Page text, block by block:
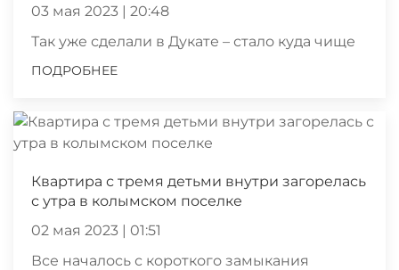
03 мая 2023 | 20:48
Так уже сделали в Дукате – стало куда чище
ПОДРОБНЕЕ
Квартира с тремя детьми внутри загорелась
с утра в колымском поселке
02 мая 2023 | 01:51
Все началось с короткого замыкания